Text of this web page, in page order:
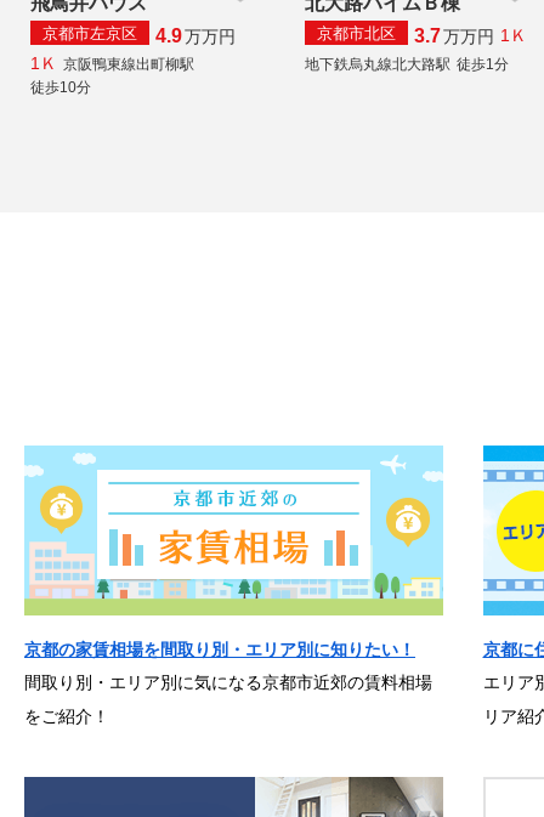
京都市左京区 4.9万万円
1Ｋ
京阪鴨東線出町柳駅
徒歩10分
京都市北区 3.7万万円 1Ｋ
地下鉄烏丸線北大路駅 徒歩1分
京都の家賃相場を間取り別・エリア別に知りたい！
間取り別・エリア別に気になる京都市近郊の賃料相場
をご紹介！
京都に
エリア
リア紹